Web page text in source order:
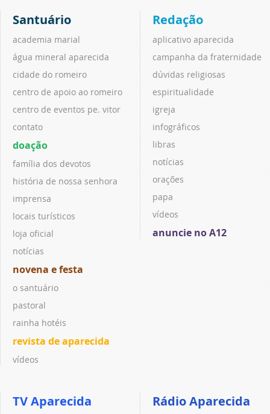
Santuário
academia marial
água mineral aparecida
cidade do romeiro
centro de apoio ao romeiro
centro de eventos pe. vitor
contato
doação
família dos devotos
história de nossa senhora
imprensa
locais turísticos
loja oficial
notícias
novena e festa
o santuário
pastoral
rainha hotéis
revista de aparecida
vídeos
Redação
aplicativo aparecida
campanha da fraternidade
dúvidas religiosas
espiritualidade
igreja
infográficos
libras
notícias
orações
papa
vídeos
anuncie no A12
TV Aparecida Rádio Aparecida